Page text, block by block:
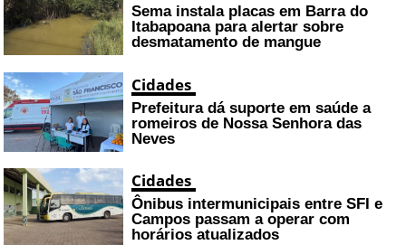
Sema instala placas em Barra do
Itabapoana para alertar sobre
desmatamento de mangue
Cidades
Prefeitura dá suporte em saúde a
romeiros de Nossa Senhora das
Neves
Cidades
Ônibus intermunicipais entre SFI e
Campos passam a operar com
horários atualizados